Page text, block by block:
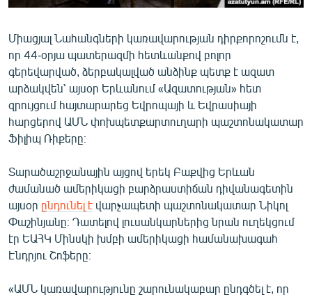
ԱՐԽԻՎ
ՏԵՍԱՆՅՈՒԹԵՐ
ԲԱՆԱՎԵՃ
ՁԳՏԵԼՈՎ ԼԱՎԱԳՈՒՅՆԻՆ
ՓՈԴՔԱՍԹ
Հայերեն
English
Русский
ՀԵՏԵՎԵՔ ՄԵԶ
Միացյալ Նահանգների կառավարության դիրքորոշումն է,
որ 44-օրյա պատերազմի հետևանքով բոլոր
գերեվարված, ձերբակալված անձինք պետք է ազատ
արձակվեն՝ այսօր Երևանում «Ազատության» հետ
զրույցում հայտարարեց Եվրոպայի և Եվրասիայի
հարցերով ԱՄՆ փոխպետքարտուղարի պաշտոնակատար
Ֆիլիպ Ռիքերը։
Տարածաշրջանային այցով երեկ Բաքվից Երևան
ժամանած ամերիկացի բարձրաստիճան դիվանագետին
այսօր ընդունել էվարչապետի պաշտոնակատար Նիկոլ
Փաշինյանը։ Դատելով լուսանկարներից նրան ուղեկցում
էր ԵԱՀԿ Մինսկի խմբի ամերիկացի համանախագահ
Էնդրյու Շոֆերը։
«ԱՄՆ կառավարությունը շարունակաբար ընդգծել է, որ